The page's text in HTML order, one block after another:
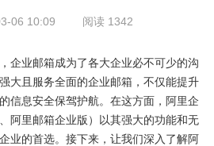
06 10:09 阅读 1342
企业邮箱成为了各大企业必不可少的沟
大且服务全面的企业邮箱，不仅能提升
信息安全保驾护航。在这方面，阿里企
阿里邮箱企业版）以其强大的功能和无
业的首选。接下来，让我们深入了解阿